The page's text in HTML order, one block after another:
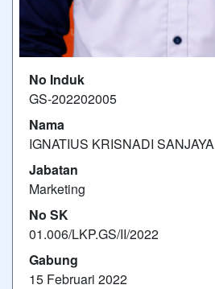
No Induk
GS-202202005
Nama
IGNATIUS KRISNADI SANJAYA
Jabatan
Marketing
No SK
01.006/LKP.GS/II/2022
Gabung
15 Februari 2022